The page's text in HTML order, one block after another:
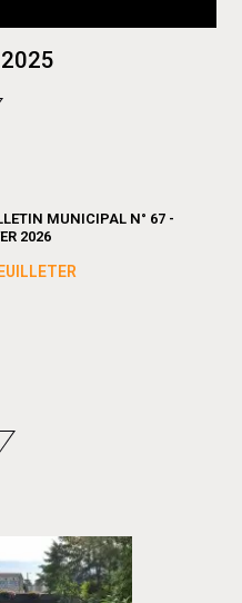
MUNICIPAL N° 67 -
2026